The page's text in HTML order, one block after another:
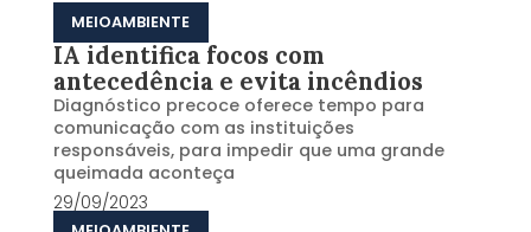
MEIOAMBIENTE
IA identifica focos com
antecedência e evita incêndios
Diagnóstico precoce oferece tempo para
comunicação com as instituições
responsáveis, para impedir que uma grande
queimada aconteça
29/09/2023